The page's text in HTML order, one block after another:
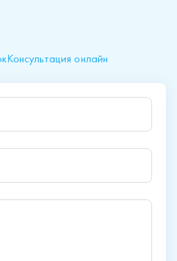
Консультация онлайн
согласие с
данных